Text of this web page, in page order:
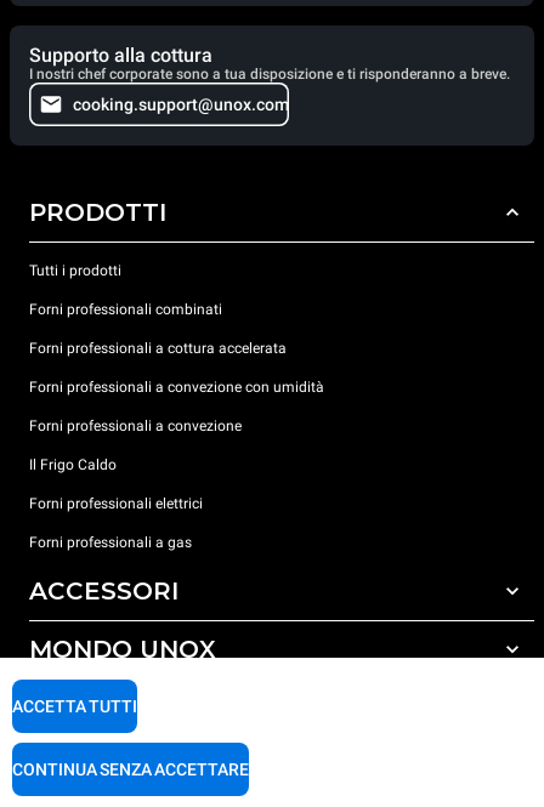
Supporto alla cottura
I nostri chef corporate sono a tua disposizione e ti risponderanno a breve.
cooking.support@unox.com
PRODOTTI
Tutti i prodotti
Forni professionali combinati
Forni professionali a cottura accelerata
Forni professionali a convezione con umidità
Forni professionali a convezione
Il Frigo Caldo
Forni professionali elettrici
Forni professionali a gas
ACCESSORI
Tutti gli accessori
Detergenti per lavaggio automatico
Detergenti per lavaggio manuale
Trattamento acqua con filtro a resine
MONDO UNOX
Le nostre sedi nel mondo
SUPPORTO
Garanzia Unox
ACCETTA TUTTI
CONTINUA SENZA ACCETTARE